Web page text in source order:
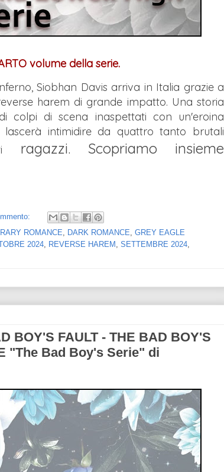
volume della serie.
Siobhan Davis arriva in Italia grazie a
harem di grande impatto. Una storia
colpi di scena inaspettati con un'eroina
intimidire da quattro tanto brutali
ragazzi. Scopriamo insieme
ROMANCE DARK ROMANCE GREY EAGLE
2024 REVERSE HAREM SETTEMBRE 2024
BOY'S FAULT - THE BAD BOY'S
"The Bad Boy's Serie" di